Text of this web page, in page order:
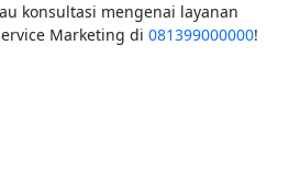
konsultasi mengenai layanan
Marketing di 081399000000!